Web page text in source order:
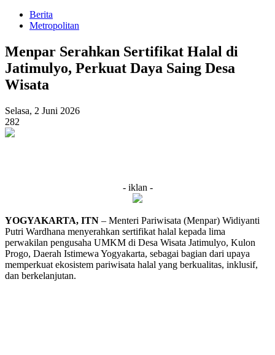
Berita
Metropolitan
Menpar Serahkan Sertifikat Halal di
Jatimulyo, Perkuat Daya Saing Desa
Wisata
Selasa, 2 Juni 2026
282
- iklan -
YOGYAKARTA, ITN – Menteri Pariwisata (Menpar) Widiyanti
Putri Wardhana menyerahkan sertifikat halal kepada lima
perwakilan pengusaha UMKM di Desa Wisata Jatimulyo, Kulon
Progo, Daerah Istimewa Yogyakarta, sebagai bagian dari upaya
memperkuat ekosistem pariwisata halal yang berkualitas, inklusif,
dan berkelanjutan.